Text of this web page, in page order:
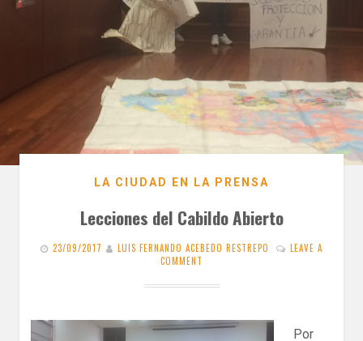
LA CIUDAD EN LA PRENSA
Lecciones del Cabildo Abierto
23/09/2017 LUIS FERNANDO ACEBEDO RESTREPO
LEAVE A
COMMENT
Por